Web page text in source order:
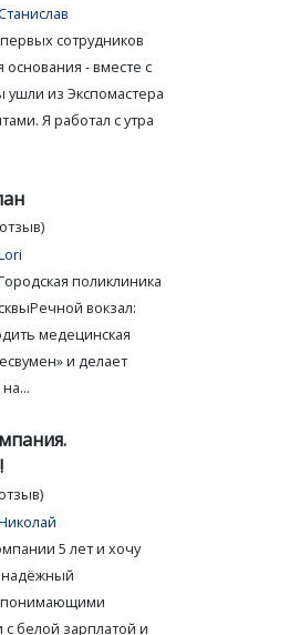
сотрудников
- вместе с
из Экспомастера
Я работал с утра
поликлиника
вокзал:
медецинская
и делает
5 лет и хочу
надёжный
понимающими
белой зарплатой и